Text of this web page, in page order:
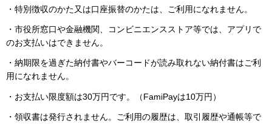
・特別徴収のかた又は口座振替のかたは、ご利用になれません。
・市役所窓口や金融機関、コンビニエンスストア等では、アプリで
のお支払いはできません。
・納期限を過ぎた納付書やバーコードが読み取れない納付書はご利
用になれません。
・お支払い限度額は30万円です。（FamiPayは10万円）
・領収書は発行されません。ご利用の履歴は、取引履歴や通帳等で